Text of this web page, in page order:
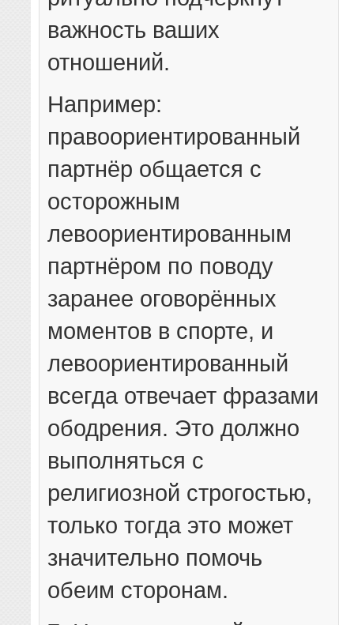
важность ваших
отношений.
Например:
правоориентированный
партнёр общается с
осторожным
левоориентированным
партнёром по поводу
заранее оговорённых
моментов в спорте, и
левоориентированный
всегда отвечает фразами
ободрения. Это должно
выполняться с
религиозной строгостью,
только тогда это может
значительно помочь
обеим сторонам.